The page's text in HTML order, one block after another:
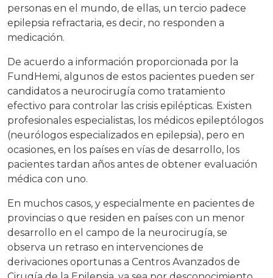
personas en el mundo, de ellas, un tercio padece
epilepsia refractaria, es decir, no responden a
medicación.
De acuerdo a información proporcionada por la
FundHemi, algunos de estos pacientes pueden ser
candidatos a neurocirugía como tratamiento
efectivo para controlar las crisis epilépticas. Existen
profesionales especialistas, los médicos epileptólogos
(neurólogos especializados en epilepsia), pero en
ocasiones, en los países en vías de desarrollo, los
pacientes tardan años antes de obtener evaluación
médica con uno.
En muchos casos, y especialmente en pacientes de
provincias o que residen en países con un menor
desarrollo en el campo de la neurocirugía, se
observa un retraso en intervenciones de
derivaciones oportunas a Centros Avanzados de